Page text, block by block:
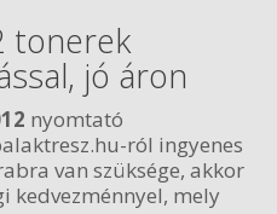
tonerek
jó áron
nyomtató
ról ingyenes
van szüksége, akkor
kedvezménnyel, mely